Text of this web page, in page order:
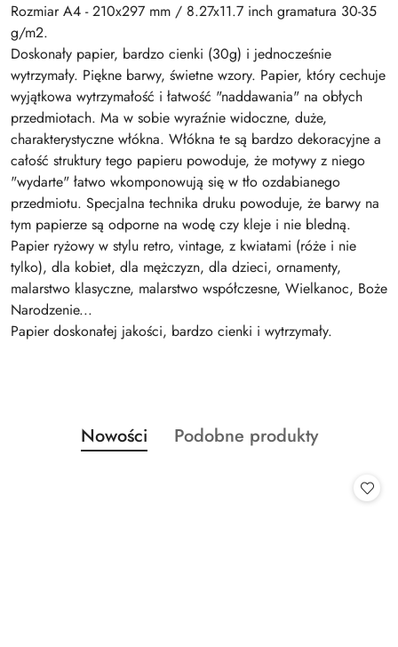
Rozmiar A4 - 210x297 mm / 8.27x11.7 inch gramatura 30-35
g/m2.
Doskonały papier, bardzo cienki (30g) i jednocześnie
wytrzymały. Piękne barwy, świetne wzory. Papier, który cechuje
wyjątkowa wytrzymałość i łatwość "naddawania" na obłych
przedmiotach. Ma w sobie wyraźnie widoczne, duże,
charakterystyczne włókna. Włókna te są bardzo dekoracyjne a
całość struktury tego papieru powoduje, że motywy z niego
"wydarte" łatwo wkomponowują się w tło ozdabianego
przedmiotu. Specjalna technika druku powoduje, że barwy na
tym papierze są odporne na wodę czy kleje i nie bledną.
Papier ryżowy w stylu retro, vintage, z kwiatami (róże i nie
tylko), dla kobiet, dla mężczyzn, dla dzieci, ornamenty,
malarstwo klasyczne, malarstwo współczesne, Wielkanoc, Boże
Narodzenie...
Papier doskonałej jakości, bardzo cienki i wytrzymały.
Pomiń karuzelę produktów
Produkty
o
Nowości
Produkty
Podobne produkty